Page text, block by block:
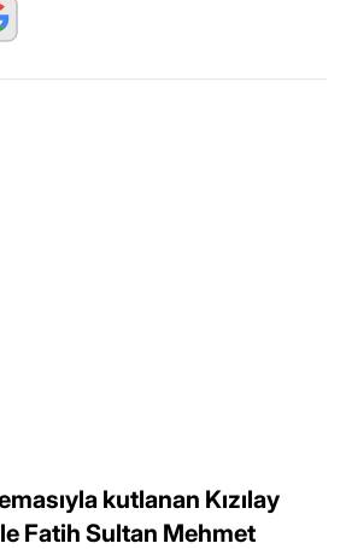
kutlanan Kızılay
Fatih Sultan Mehmet